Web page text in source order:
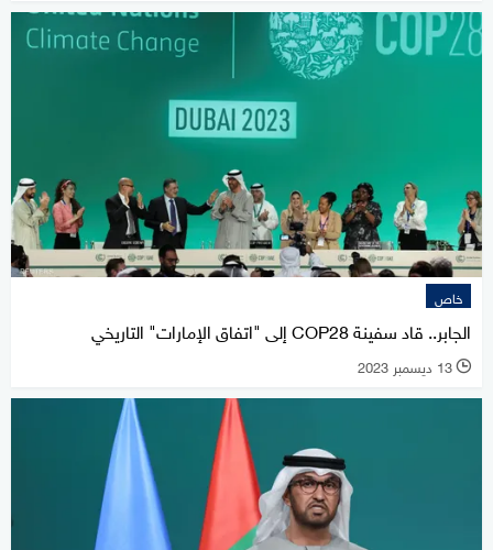
خاص
الجابر.. قاد سفينة COP28 إلى "اتفاق الإمارات" التاريخي
l 13 ديسمبر 2023